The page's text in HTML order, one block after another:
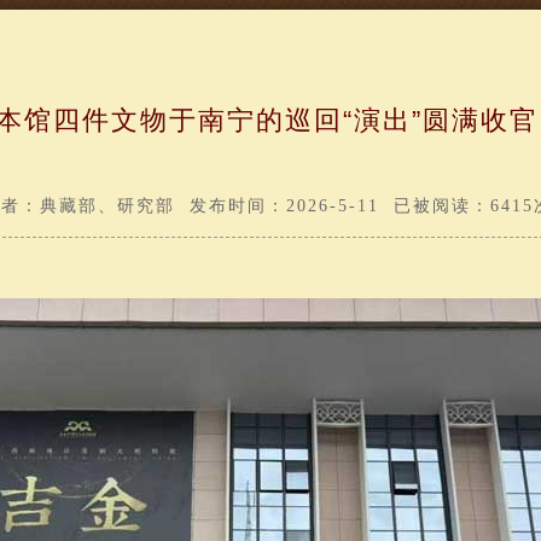
馆四件文物于南宁的巡回“演出”圆满收官
：典藏部、研究部 发布时间：2026-5-11 已被阅读：6415